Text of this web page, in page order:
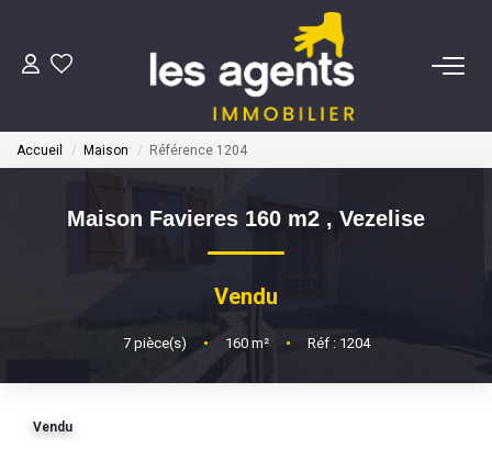
ACHETER
NOS AGENTS
CONTACT
Accueil Maison Référence 1204
Maison Favieres 160 m2 , Vezelise
Vendu
7pièce(s) • 160m² • Réf : 1204
Vendu